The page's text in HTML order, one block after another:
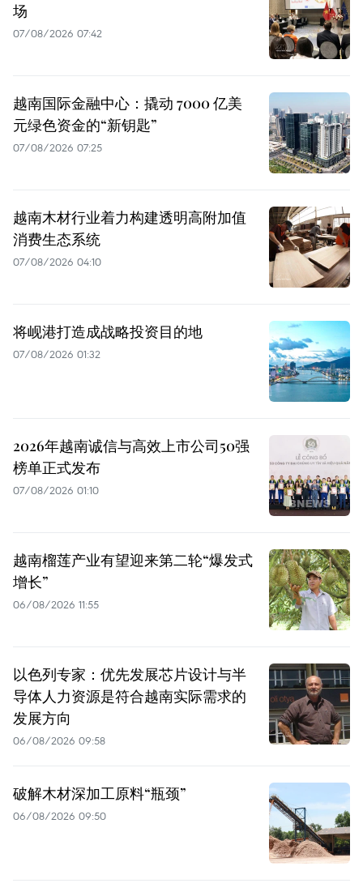
场
07/08/2026 07:42
越南国际金融中心：撬动 7000 亿美
元绿色资金的“新钥匙”
07/08/2026 07:25
越南木材行业着力构建透明高附加值
消费生态系统
07/08/2026 04:10
将岘港打造成战略投资目的地
07/08/2026 01:32
2026年越南诚信与高效上市公司50强
榜单正式发布
07/08/2026 01:10
越南榴莲产业有望迎来第二轮“爆发式
增长”
06/08/2026 11:55
以色列专家：优先发展芯片设计与半
导体人力资源是符合越南实际需求的
发展方向
06/08/2026 09:58
破解木材深加工原料“瓶颈”
06/08/2026 09:50